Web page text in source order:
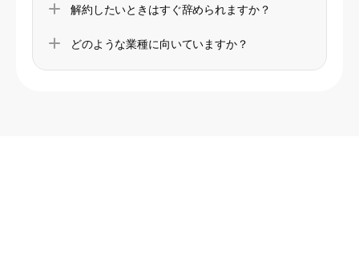
解約したいときはすぐ辞められますか？
どのような業種に向いていますか？